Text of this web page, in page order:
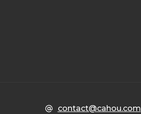
contact@cahou.com